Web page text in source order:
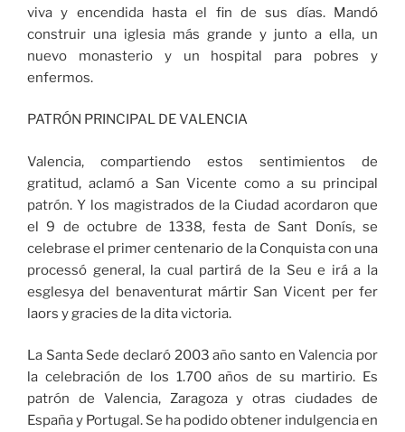
viva y encendida hasta el fin de sus días. Mandó
construir una iglesia más grande y junto a ella, un
nuevo monasterio y un hospital para pobres y
enfermos.
PATRÓN PRINCIPAL DE VALENCIA
Valencia, compartiendo estos sentimientos de
gratitud, aclamó a San Vicente como a su principal
patrón. Y los magistrados de la Ciudad acordaron que
el 9 de octubre de 1338, festa de Sant Donís, se
celebrase el primer centenario de la Conquista con una
processó general, la cual partirá de la Seu e irá a la
esglesya del benaventurat mártir San Vicent per fer
laors y gracies de la dita victoria.
La Santa Sede declaró 2003 año santo en Valencia por
la celebración de los 1.700 años de su martirio. Es
patrón de Valencia, Zaragoza y otras ciudades de
España y Portugal. Se ha podido obtener indulgencia en